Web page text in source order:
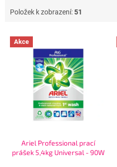
Položek k zobrazení:51
V Akce
Ariel Professional prací
prášek 5,4kg Universal - 90W